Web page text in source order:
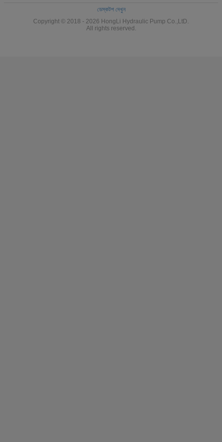
ডেস্কটপ দেখুন
Copyright © 2018 - 2026 HongLi Hydraulic Pump Co.,LtD.
All rights reserved.